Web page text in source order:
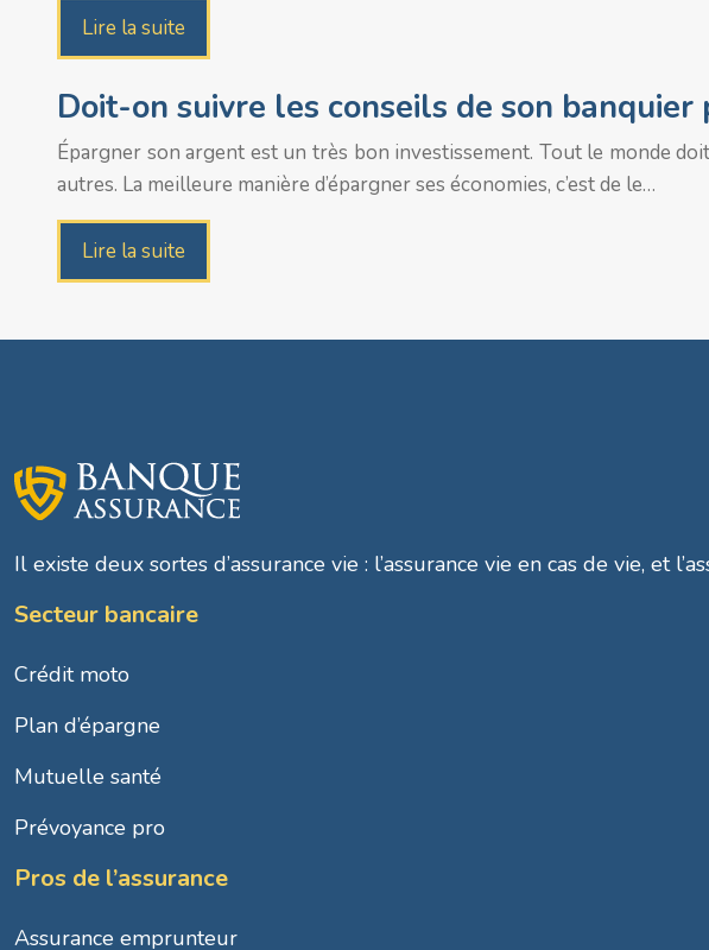
Lire la suite
Doit-on suivre les conseils de son banquier
Épargner son argent est un très bon investissement. Tout le monde
autres. La meilleure manière d’épargner ses économies, c’est de le…
Lire la suite
Il existe deux sortes d’assurance vie : l’assurance vie en cas de vie, et
Secteur bancaire
Crédit moto
Plan d’épargne
Mutuelle santé
Prévoyance pro
Pros de l’assurance
Assurance emprunteur